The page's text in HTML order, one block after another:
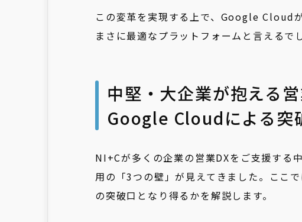
この変革を実現する上で、Google Cloud
まさに最適なプラットフォームと言えるで
中堅・大企業が抱える
Google Cloudによる突
NI+Cが多くの企業の営業DXをご支援する
用の「3つの壁」が見えてきました。ここ
の突破口となり得るかを解説します。